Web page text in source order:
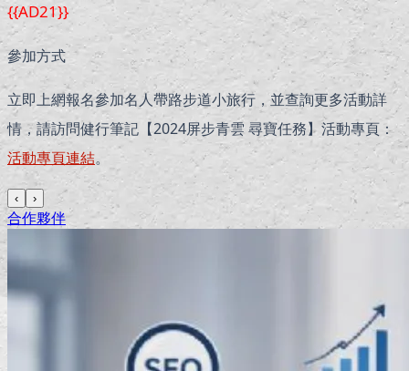
{{AD21}}
參加方式
立即上網報名參加名人帶路步道小旅行，並查詢更多活動詳
情，請訪問健行筆記【2024屏步青雲 尋寶任務】活動專頁：
活動專頁連結。
‹ ›
合作夥伴